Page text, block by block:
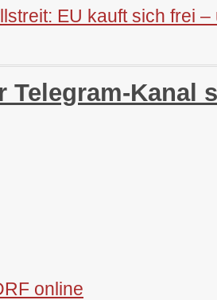
EU kauft sich frei
Telegram-Kanal
online